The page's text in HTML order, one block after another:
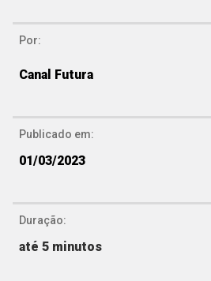
Por:
Canal Futura
Publicado em:
01/03/2023
Duração:
até 5 minutos